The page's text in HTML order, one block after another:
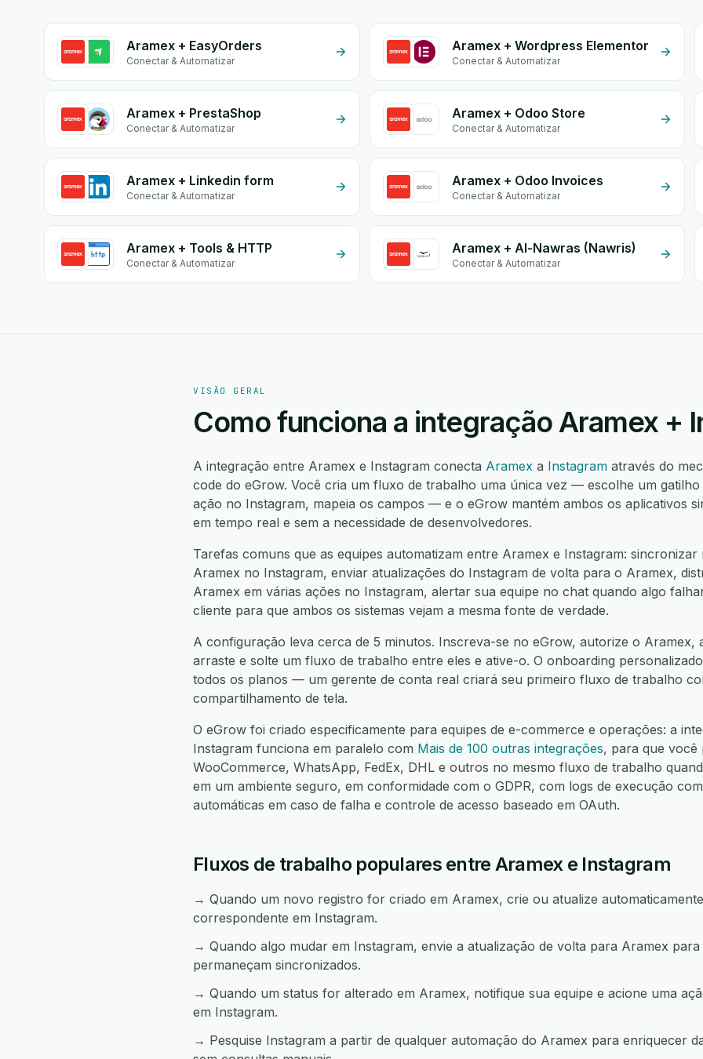
Aramex + EasyOrders
Conectar & Automatizar
Aramex + Wordpress Elementor
Conectar & Automatizar
Aramex + PrestaShop
Conectar & Automatizar
Aramex + Odoo Store
Conectar & Automatizar
Aramex + Linkedin form
Conectar & Automatizar
Aramex + Odoo Invoices
Conectar & Automatizar
Aramex + Tools & HTTP
Conectar & Automatizar
Aramex + Al-Nawras (Nawris)
Conectar & Automatizar
VISÃO GERAL
Como funciona a integração Aramex +
A integração entre Aramex e Instagram conecta Aramex a Instagram através do
code do eGrow. Você cria um fluxo de trabalho uma única vez — escolhe um
ação no Instagram, mapeia os campos — e o eGrow mantém ambos os aplicativos
em tempo real e sem a necessidade de desenvolvedores.
Tarefas comuns que as equipes automatizam entre Aramex e Instagram:
Aramex no Instagram, enviar atualizações do Instagram de volta para o Aramex,
Aramex em várias ações no Instagram, alertar sua equipe no chat quando algo
cliente para que ambos os sistemas vejam a mesma fonte de verdade.
A configuração leva cerca de 5 minutos. Inscreva-se no eGrow, autorize o Aramex,
arraste e solte um fluxo de trabalho entre eles e ative-o. O onboarding
todos os planos — um gerente de conta real criará seu primeiro fluxo de trabalho
compartilhamento de tela.
O eGrow foi criado especificamente para equipes de e-commerce e operações: a
Instagram funciona em paralelo com Mais de 100 outras integrações, para que você
WooCommerce, WhatsApp, FedEx, DHL e outros no mesmo fluxo de trabalho
em um ambiente seguro, em conformidade com o GDPR, com logs de execução
automáticas em caso de falha e controle de acesso baseado em OAuth.
Fluxos de trabalho populares entre Aramex e Instagram
→ Quando um novo registro for criado em Aramex, crie ou atualize
correspondente em Instagram.
→ Quando algo mudar em Instagram, envie a atualização de volta para Aramex para
permaneçam sincronizados.
→ Quando um status for alterado em Aramex, notifique sua equipe e acione uma
em Instagram.
→ Pesquise Instagram a partir de qualquer automação do Aramex para enriquecer